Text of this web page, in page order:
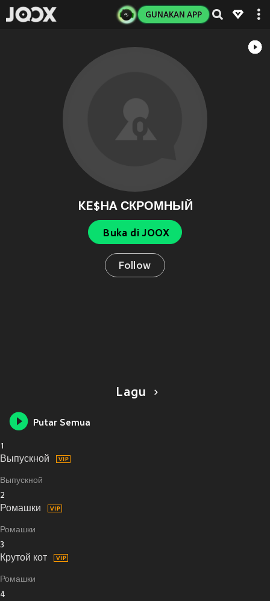
GUNAKAN APP
KE$HA СКРОМНЫЙ
Buka di JOOX
Follow
Lagu
Putar Semua
1
Выпускной
Выпускной
2
Ромашки
Ромашки
3
Крутой кот
Ромашки
4